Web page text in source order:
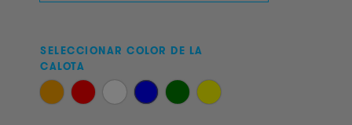
SELECCIONAR COLOR DE LA
CALOTA